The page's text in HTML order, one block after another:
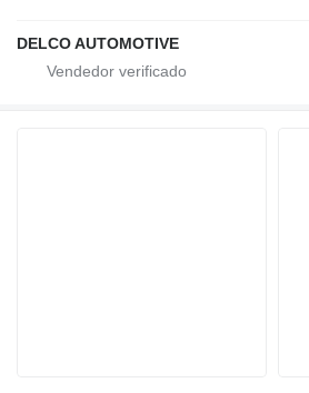
DELCO AUTOMOTIVE